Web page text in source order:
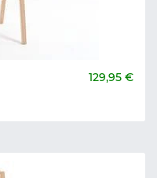
129,95 €